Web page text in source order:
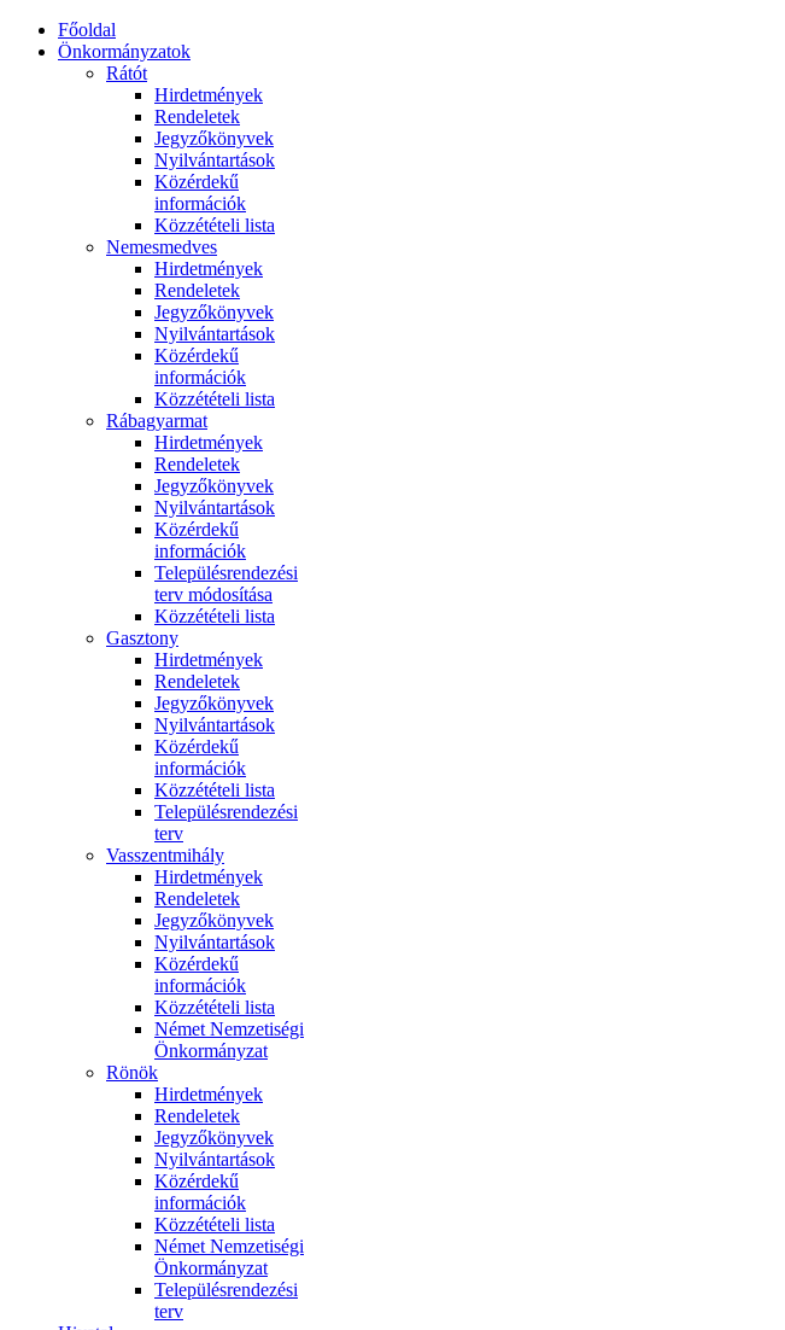
Főoldal
Önkormányzatok
Rátót
Hirdetmények
Rendeletek
Jegyzőkönyvek
Nyilvántartások
Közérdekű
információk
Közzétételi lista
Nemesmedves
Hirdetmények
Rendeletek
Jegyzőkönyvek
Nyilvántartások
Közérdekű
információk
Közzétételi lista
Rábagyarmat
Hirdetmények
Rendeletek
Jegyzőkönyvek
Nyilvántartások
Közérdekű
információk
Településrendezési
terv módosítása
Közzétételi lista
Gasztony
Hirdetmények
Rendeletek
Jegyzőkönyvek
Nyilvántartások
Közérdekű
információk
Közzétételi lista
Településrendezési
terv
Vasszentmihály
Hirdetmények
Rendeletek
Jegyzőkönyvek
Nyilvántartások
Közérdekű
információk
Közzétételi lista
Német Nemzetiségi
Önkormányzat
Rönök
Hirdetmények
Rendeletek
Jegyzőkönyvek
Nyilvántartások
Közérdekű
információk
Közzétételi lista
Német Nemzetiségi
Önkormányzat
Településrendezési
terv